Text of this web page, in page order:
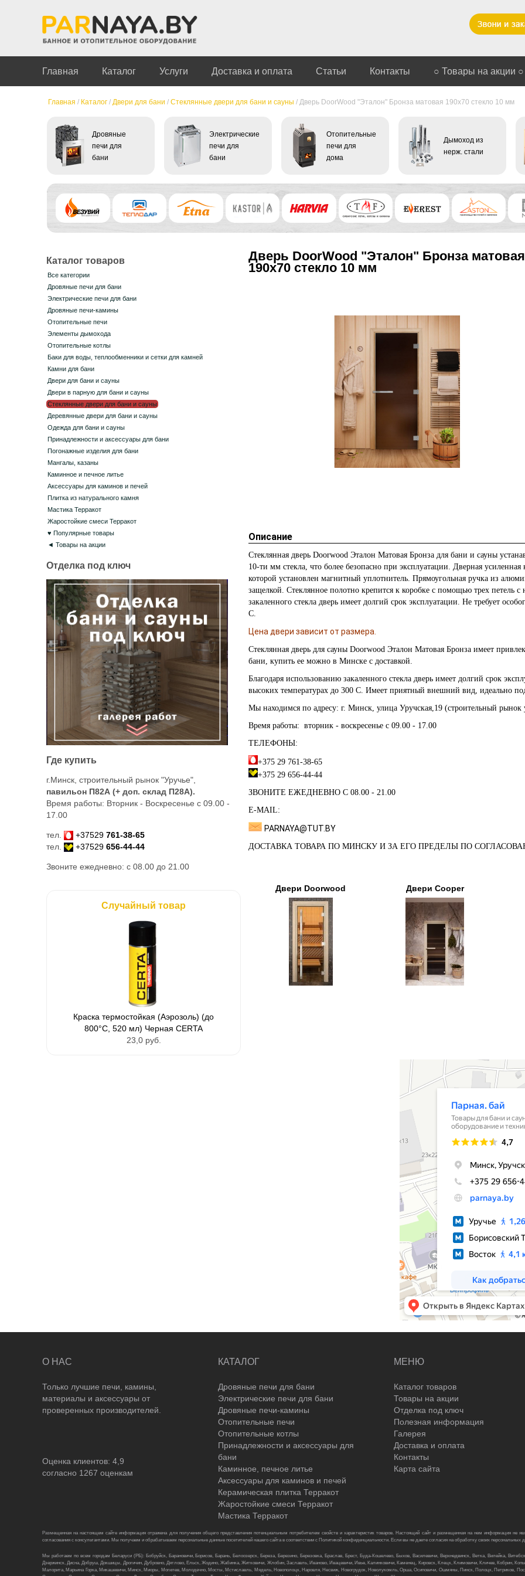
Главная Каталог Услуги Доставка и оплата Статьи Контакты ○ Товары на акции ○
Главная / Каталог / Двери для бани / Стеклянные двери для бани и сауны / Дверь DoorWood "Эталон" Бронза матовая 190х70 стекло 10 мм
Дровяные
печи для
бани
Электрические
печи для
бани
Отопительные
печи для
дома
Дымоход из
нерж. стали
Каталог товаров
Все категории
Дровяные печи для бани
Электрические печи для бани
Дровяные печи-камины
Отопительные печи
Элементы дымохода
Отопительные котлы
Баки для воды, теплообменники и сетки для камней
Камни для бани
Двери для бани и сауны
Двери в парную для бани и сауны
Стеклянные двери для бани и сауны
Деревянные двери для бани и сауны
Одежда для бани и сауны
Принадлежности и аксессуары для бани
Погонажные изделия для бани
Мангалы, казаны
Каминное и печное литье
Аксессуары для каминов и печей
Плитка из натурального камня
Мастика Терракот
Жаростойкие смеси Терракот
♥ Популярные товары
◄ Товары на акции
Отделка под ключ
Где купить
г.Минск, строительный рынок "Уручье",
павильон П82А (+ доп. склад П28А).
Время работы: Вторник - Воскресенье с 09.00 -
17.00
тел. +37529 761-38-65
тел.
+37529 656-44-44
Звоните ежедневно: с 08.00 до 21.00
Случайный товар
Краска термостойкая (Аэрозоль) (до
800°С, 520 мл) Черная CERTA
23,0 руб.
Дверь DoorWood "Эталон" Бронза матовая
190х70 стекло 10 мм
Описание
Стеклянная дверь Doorwood Эталон Матовая Бронза для бани и сауны
10-ти мм стекла, что более безопасно при эксплуатации. Дверная
которой установлен магнитный уплотнитель. Прямоугольная ручка из
защелкой. Стеклянное полотно крепится к коробке с помощью трех петель
закаленного стекла дверь имеет долгий срок эксплуатации. Не требует
С.
Цена двери зависит от размера.
Стеклянная дверь для сауны Doorwood Эталон Матовая Бронза имеет
бани, купить ее можно в Минске с доставкой.
Благодаря использованию закаленного стекла дверь имеет долгий срок
высоких температурах до 300 С. Имеет приятный внешний вид, идеально
Мы находимся по адресу: г. Минск, улица Уручская,19 (строительный рынок
Время работы: вторник - воскресенье с 09.00 - 17.00
ТЕЛЕФОНЫ:
+375 29 761-38-65
+375 29 656-44-44
ЗВОНИТЕ ЕЖЕДНЕВНО С 08.00 - 21.00
Е-MAIL:
PARNAYA@TUT.BY
ДОСТАВКА ТОВАРА ПО МИНСКУ И ЗА ЕГО ПРЕДЕЛЫ ПО
Двери Doorwood Двери Cooper
О НАС
Только лучшие печи, камины,
материалы и аксессуары от
проверенных производителей.
Оценка клиентов: 4,9
согласно 1267 оценкам
КАТАЛОГ
Дровяные печи для бани
Электрические печи для бани
Дровяные печи-камины
Отопительные печи
Отопительные котлы
Принадлежности и аксессуары для
бани
Каминное, печное литье
Аксессуары для каминов и печей
Керамическая плитка Терракот
Жаростойкие смеси Терракот
Мастика Терракот
МЕНЮ
Каталог товаров
Товары на акции
Отделка под ключ
Полезная информация
Галерея
Доставка и оплата
Контакты
Карта сайта
Размещенная на настоящем сайте информация отражена для получения общего представления потенциальным потребителем свойств и характеристик товаров. Настоящий сайт и размещенная на нем информация не
согласования с консультантами. Мы получаем и обрабатываем персональные данные посетителей нашего сайта в соответствии с Политикой конфиденциальности. Если вы не даете согласия на обработку своих персональных
Мы работаем по всем городам Беларуси (РБ): Бобруйск, Барановичи, Борисов, Барань, Белоозерск, Береза, Березино, Березовка, Браслав, Брест, Буда-Кошелево, Быхов, Василевичи, Верхнедвинск, Ветка, Вилейка,
Дзержинск, Дисна, Добруш, Докшицы, Дрогичин, Дубровно, Дятлово, Ельск, Жодино, Жабинка, Житковичи, Жлобин, Заславль, Иваново, Ивацевичи, Ивье, Калинковичи, Каменец, Кировск, Клецк, Климовичи, Кличев, Кобрин,
Малорита, Марьина Горка, Микашевичи, Минск, Миоры, Могилев, Молодечно, Мосты, Мстиславль, Мядель, Новополоцк, Наровля, Несвиж, Новогрудок, Новолукомль, Орша, Осиповичи, Ошмяны, Пинск, Полоцк, Петриков,